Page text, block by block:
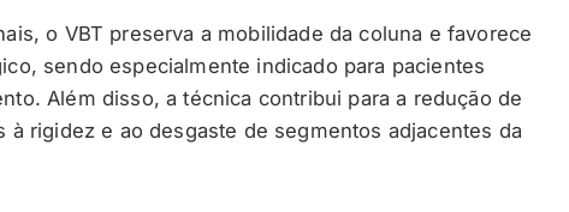
o VBT preserva a mobilidade da coluna e favorece
sendo especialmente indicado para pacientes
Além disso, a técnica contribui para a redução de
à rigidez e ao desgaste de segmentos adjacentes da